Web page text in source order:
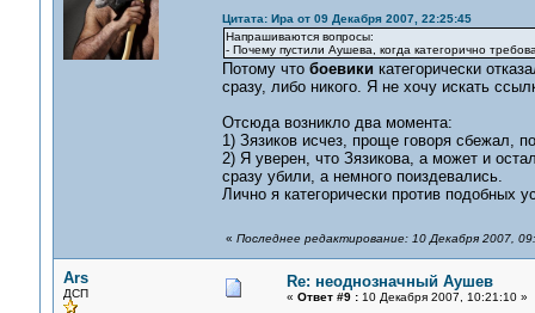
Цитата: Ира от 09 Декабря 2007, 22:25:45
Напрашиваются вопросы:
- Почему пустили Аушева, когда категорично
Потому что боевики категорически
сразу, либо никого. Я не хочу искать
Отсюда возникло два момента:
1) Зязиков исчез, проще говоря сбежал,
2) Я уверен, что Зязикова, а может и
сразу убили, а немного поиздевались.
Лично я категорически против подобных
« Последнее редактирование: 10 Декабря 2007,
Ars
ДСП
Re: неоднозначный Аушев
« Ответ #9 :10 Декабря 2007, 10:21:10 »